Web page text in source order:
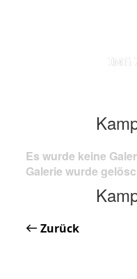
IMG
Es wurde keine
Galerie wurde
Zurück